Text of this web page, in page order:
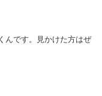
んです。見かけた方はぜ